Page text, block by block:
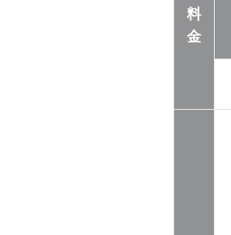
料
金